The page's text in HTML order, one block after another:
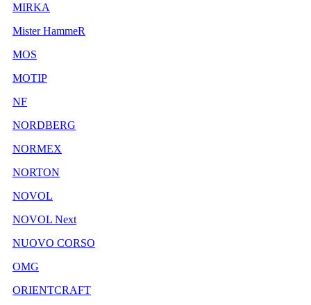
MIRKA
Mister HammeR
MOS
MOTIP
NF
NORDBERG
NORMEX
NORTON
NOVOL
NOVOL Next
NUOVO CORSO
OMG
ORIENTCRAFT